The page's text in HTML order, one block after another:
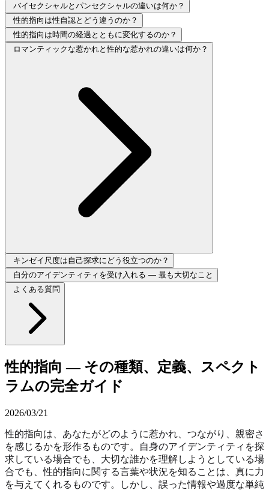
バイセクシャルとパンセクシャルの違いは何か？
性的指向は性自認とどう違うのか？
性的指向は時間の経過とともに変化するのか？
ロマンティックな惹かれと性的な惹かれの違いは何か？
キンゼイ尺度は自己探求にどう役立つのか？
自分のアイデンティティを受け入れる — 最も大切なこと
よくある質問
性的指向 — その種類、定義、スペクト
ラムの完全ガイド
2026/03/21
性的指向は、あなたがどのように惹かれ、つながり、親密さ
を感じるかを形作るものです。自身のアイデンティティを探
求している場合でも、大切な誰かを理解しようとしている場
合でも、性的指向に関する言葉や状況を知ることは、真に力
を与えてくれるものです。しかし、誤った情報や過度な単純